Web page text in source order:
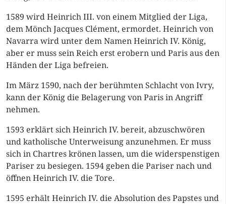
1589 wird Heinrich III. von einem Mitglied der Liga,
dem Mönch Jacques Clément, ermordet. Heinrich von
Navarra wird unter dem Namen Heinrich IV. König,
aber er muss sein Reich erst erobern und Paris aus den
Händen der Liga befreien.
Im März 1590, nach der berühmten Schlacht von Ivry,
kann der König die Belagerung von Paris in Angriff
nehmen.
1593 erklärt sich Heinrich IV. bereit, abzuschwören
und katholische Unterweisung anzunehmen. Er muss
sich in Chartres krönen lassen, um die widerspenstigen
Pariser zu besiegen. 1594 geben die Pariser nach und
öffnen Heinrich IV. die Tore.
1595 erhält Heinrich IV. die Absolution des Papstes und